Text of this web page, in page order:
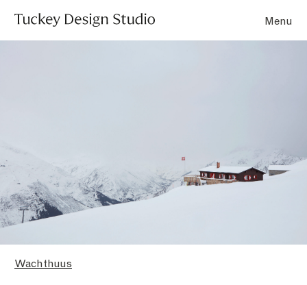
Menu
Wachthuus